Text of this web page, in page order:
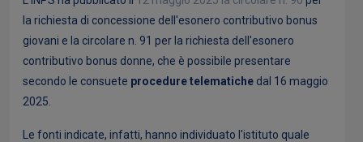
la richiesta di concessione dell'esonero contributivo bonus
giovani e la circolare n. 91 per la richiesta dell'esonero
contributivo bonus donne, che è possibile presentare
secondo le consuete procedure telematiche dal 16 maggio
2025.
Le fonti indicate, infatti, hanno individuato l'istituto quale